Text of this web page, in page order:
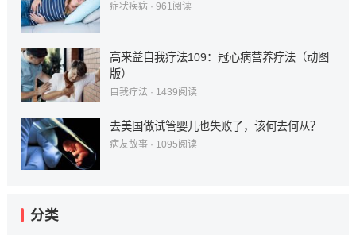
症状疾病· 961阅读
高来益自我疗法109：冠心病营养疗法（动图
版）
自我疗法 · 1439阅读
去美国做试管婴儿也失败了，该何去何从？
病友故事· 1095阅读
分类